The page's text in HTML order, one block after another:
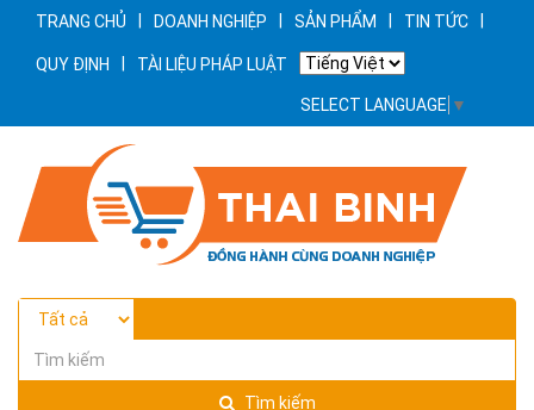
TRANG CHỦ DOANH NGHIỆP SẢN PHẨM TIN TỨC
QUY ĐỊNH TÀI LIỆU PHÁP LUẬT
SELECT LANGUAGE ▼
Tìm kiếm